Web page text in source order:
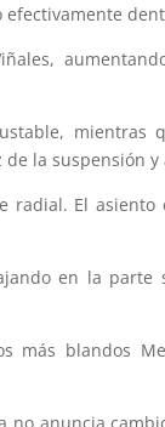
mientras
la suspensión
radial. El
en la parte
más blandos